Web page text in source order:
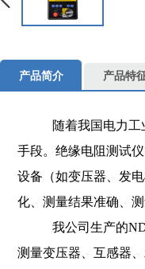
产品简介 产品特
随着我国电力工业
手段。绝缘电阻测试
设备（如变压器、发
化、测量结果准确、
我公司生产的
测量变压器、互感器